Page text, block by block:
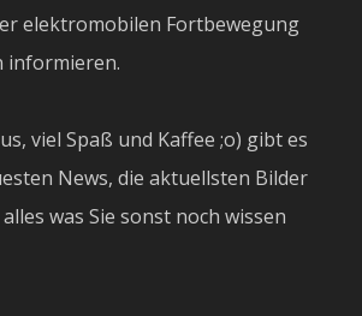
elektromobilen Fortbewegung
informieren.
viel Spaß und Kaffee ;o) gibt es
News, die aktuellsten Bilder
was Sie sonst noch wissen